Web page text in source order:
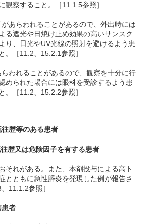
観察すること。［11.1.5参照］
あらわれることがあるので、外出時には
る遮光や日焼け止め効果の高いサンスク
り、日光やUV光線の照射を避けるよう患
。［11.2、15.2.1参照］
われることがあるので、観察を十分に行
められた場合には眼科を受診するよう患
。［11.2、15.2.2参照］
歴等のある患者
歴又は危険因子を有する患者
それがある。また、本剤投与による高ト
とともに急性膵炎を発現した例が報告さ
11.1.2参照］
者